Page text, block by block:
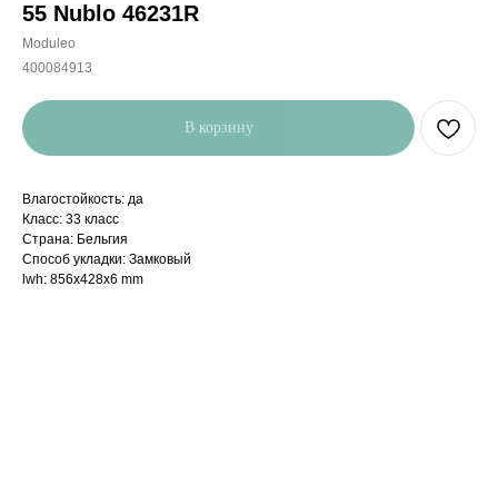
55 Nublo 46231R
Moduleo
400084913
В корзину
Влагостойкость: да
Класс: 33 класс
Страна: Бельгия
Способ укладки: Замковый
lwh: 856x428x6 mm